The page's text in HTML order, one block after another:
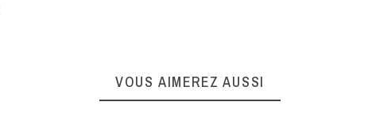
VOUS AIMEREZ AUSSI